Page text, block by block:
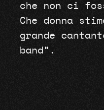
che non ci
Che donna
grande
band”.